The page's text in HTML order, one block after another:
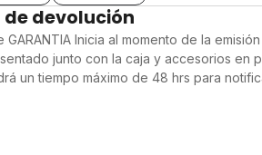
de el usuario.
espera se contará desde el momento
con el usuario para concertar y
de la recepción del producto.
devolución
GARANTIA Inicia al momento de la
junto con la caja y accesorios en
un tiempo máximo de 48 hrs para
al cliente cualquier defecto de